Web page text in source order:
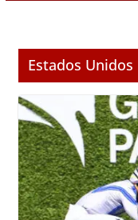
Estados Unidos